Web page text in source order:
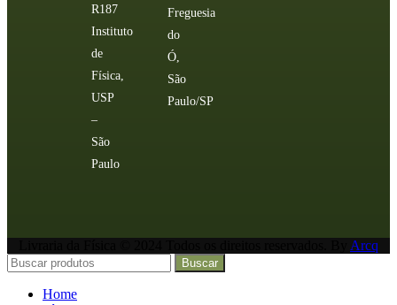
R187
Instituto
de
Física,
USP
–
São
Paulo
Freguesia
do
Ó,
São
Paulo/SP
Arcq
Buscar
Home